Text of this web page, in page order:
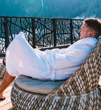
Acupuntura auricular